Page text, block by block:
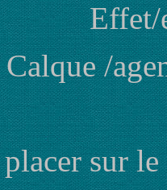
Effet/
Calque /
sur